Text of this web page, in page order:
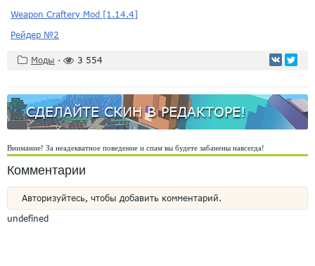
Weapon Craftery Mod [1.14.4]
Рейдер №2
Моды · 3 554
СДЕЛАЙТЕ СКИН В РЕДАКТОРЕ!
Внимание! За неадекватное поведение и спам вы будете забанены навсегда!
Комментарии
Авторизуйтесь, чтобы добавить комментарий.
undefined